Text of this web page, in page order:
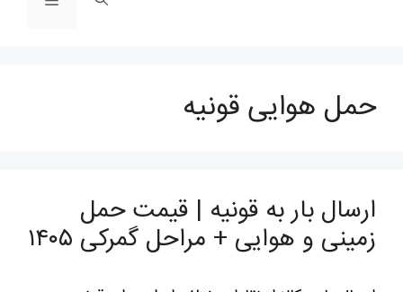
حمل هوایی قونیه
ارسال بار به قونیه | قیمت حمل
زمینی و هوایی + مراحل گمرکی ۱۴۰۵